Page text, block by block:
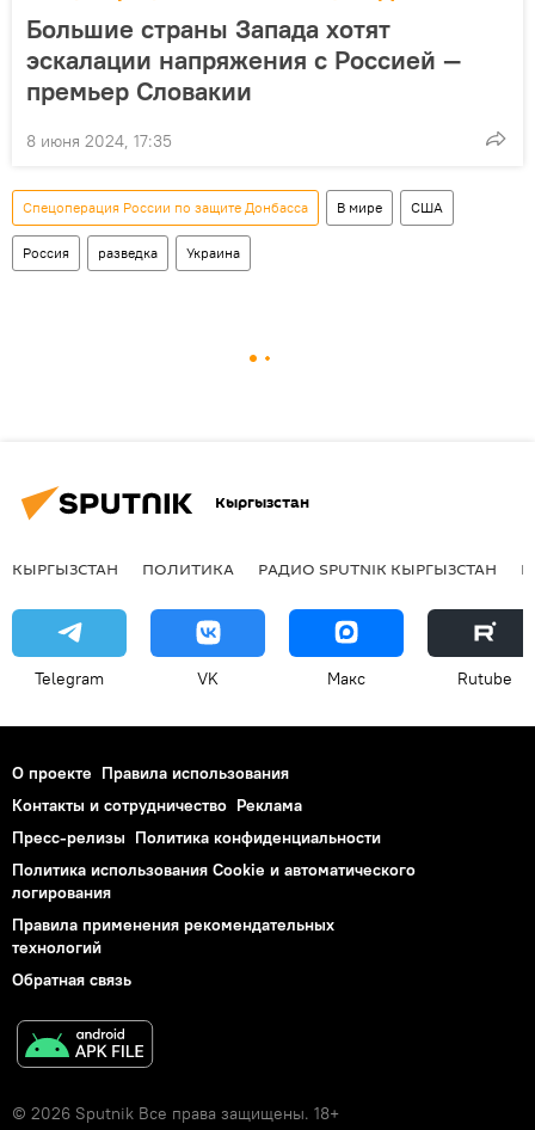
Большие страны Запада хотят
эскалации напряжения с Россией —
премьер Словакии
8 июня 2024, 17:35
Спецоперация России по защите Донбасса В мире США
Россия разведка Украина
Кыргызстан
КЫРГЫЗСТАН ПОЛИТИКА РАДИО SPUTNIK КЫРГЫЗСТАН
Telegram VK Макс Rutube
О проекте Правила использования
Контакты и сотрудничество Реклама
Пресс-релизы Политика конфиденциальности
Политика использования Cookie и автоматического
логирования
Правила применения рекомендательных
технологий
Обратная связь
© 2026 Sputnik Все права защищены. 18+